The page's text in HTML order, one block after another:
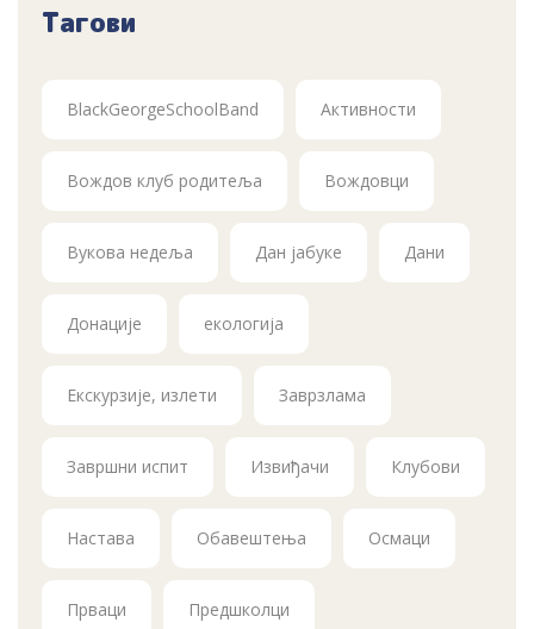
Тагови
BlackGeorgeSchoolBand Активности
Вождов клуб родитеља Вождовци
Вукова недеља Дан јабуке Дани
Донације екологија
Екскурзије, излети Заврзлама
Завршни испит Извиђачи Клубови
Настава Обавештења Осмаци
Прваци Предшколци